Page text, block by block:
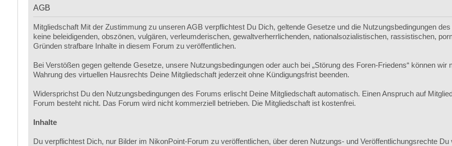
AGB
Mitgliedschaft Mit der Zustimmung zu unseren AGB verpflichtest Du Dich, geltende Gesetze und die Nutzungsbedingungen
keine beleidigenden, obszönen, vulgären, verleumderischen, gewaltverherrlichenden, nationalsozialistischen, rassistischen,
Gründen strafbare Inhalte in diesem Forum zu veröffentlichen.
Bei Verstößen gegen geltende Gesetze, unsere Nutzungsbedingungen oder auch bei „Störung des Foren-Friedens“ können
Wahrung des virtuellen Hausrechts Deine Mitgliedschaft jederzeit ohne Kündigungsfrist beenden.
Widersprichst Du den Nutzungsbedingungen des Forums erlischt Deine Mitgliedschaft automatisch. Einen Anspruch auf
Forum besteht nicht. Das Forum wird nicht kommerziell betrieben. Die Mitgliedschaft ist kostenfrei.
Inhalte
Du verpflichtest Dich, nur Bilder im NikonPoint-Forum zu veröffentlichen, über deren Nutzungs- und Veröffentlichungsrechte